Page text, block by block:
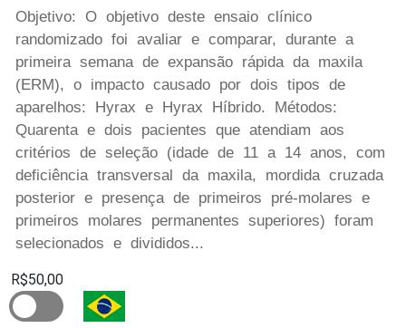
Objetivo: O objetivo deste ensaio clínico
randomizado foi avaliar e comparar, durante a
primeira semana de expansão rápida da maxila
(ERM), o impacto causado por dois tipos de
aparelhos: Hyrax e Hyrax Híbrido. Métodos:
Quarenta e dois pacientes que atendiam aos
critérios de seleção (idade de 11 a 14 anos, com
deficiência transversal da maxila, mordida cruzada
posterior e presença de primeiros pré-molares e
primeiros molares permanentes superiores) foram
selecionados e divididos...
R$50,00